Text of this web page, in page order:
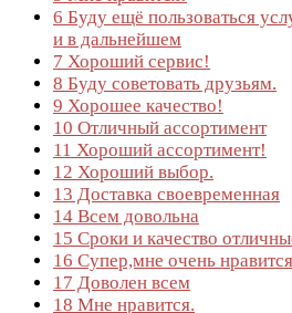
6 Буду ещё пользоваться
и в дальнейшем
7 Хороший сервис!
8 Буду советовать друзьям.
9 Хорошее качество!
10 Отличный ассортимент
11 Хороший ассортимент!
12 Хороший выбор.
13 Доставка своевременная
14 Всем довольна
15 Сроки и качество
16 Супер,мне очень
17 Доволен всем
18 Мне нравится.